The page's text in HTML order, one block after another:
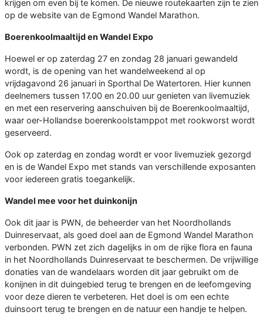
krijgen om even bij te komen. De nieuwe routekaarten zijn te zien
op de website van de Egmond Wandel Marathon.
Boerenkoolmaaltijd en Wandel Expo
Hoewel er op zaterdag 27 en zondag 28 januari gewandeld
wordt, is de opening van het wandelweekend al op
vrijdagavond 26 januari in Sporthal De Watertoren. Hier kunnen
deelnemers tussen 17.00 en 20.00 uur genieten van livemuziek
en met een reservering aanschuiven bij de Boerenkoolmaaltijd,
waar oer-Hollandse boerenkoolstamppot met rookworst wordt
geserveerd.
Ook op zaterdag en zondag wordt er voor livemuziek gezorgd
en is de Wandel Expo met stands van verschillende exposanten
voor iedereen gratis toegankelijk.
Wandel mee voor het duinkonijn
Ook dit jaar is PWN, de beheerder van het Noordhollands
Duinreservaat, als goed doel aan de Egmond Wandel Marathon
verbonden. PWN zet zich dagelijks in om de rijke flora en fauna
in het Noordhollands Duinreservaat te beschermen. De vrijwillige
donaties van de wandelaars worden dit jaar gebruikt om de
konijnen in dit duingebied terug te brengen en de leefomgeving
voor deze dieren te verbeteren. Het doel is om een echte
duinsoort terug te brengen en de natuur een handje te helpen.